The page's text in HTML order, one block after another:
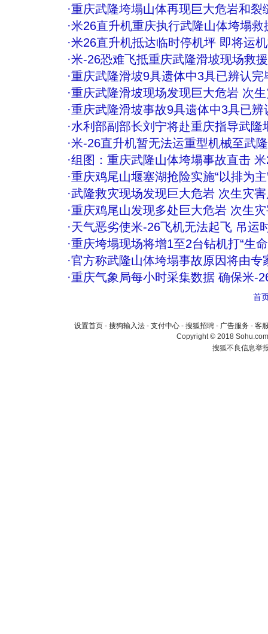
·重庆武隆垮塌山体再现巨大危岩和裂
·米26直升机重庆执行武隆山体垮塌救
·米26直升机抵达临时停机坪 即将运
·米-26恐难飞抵重庆武隆滑坡现场救
·重庆武隆滑坡9具遗体中3具已辨认完
·重庆武隆滑坡现场发现巨大危岩 次
·重庆武隆滑坡事故9具遗体中3具已辨
·水利部副部长刘宁将赴重庆指导武隆
·米-26直升机暂无法运重型机械至武
·组图：重庆武隆山体垮塌事故直击
·重庆鸡尾山堰塞湖抢险实施“以排为主
·武隆救灾现场发现巨大危岩 次生灾
·重庆鸡尾山发现多处巨大危岩 次生
·天气恶劣使米-26飞机无法起飞 吊运
·重庆垮塌现场将增1至2台钻机打“生
·官方称武隆山体垮塌事故原因将由专
·重庆气象局每小时采集数据 确保米-
首
设置首页 - 搜狗输入法 - 支付中心 - 搜狐招聘 - 广告服务 - 客
Copyright © 2018
搜狐不良信息举